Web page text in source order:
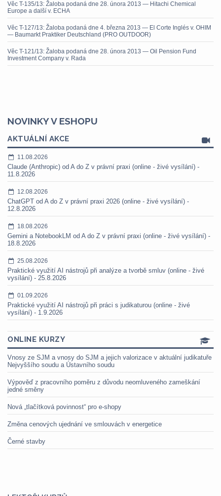
Věc T-135/13: Žaloba podaná dne 28. února 2013 — Hitachi Chemical
Europe a další v. ECHA
Věc T-127/13: Žaloba podaná dne 4. března 2013 — El Corte Inglés v. OHIM
— Baumarkt Praktiker Deutschland (PRO OUTDOOR)
Věc T-121/13: Žaloba podaná dne 28. února 2013 — Oil Pension Fund
Investment Company v. Rada
NOVINKY V ESHOPU
AKTUÁLNÍ AKCE
11.08.2026
Claude (Anthropic) od A do Z v právní praxi (online - živé vysílání) -
11.8.2026
12.08.2026
ChatGPT od A do Z v právní praxi 2026 (online - živé vysílání) -
12.8.2026
18.08.2026
Gemini a NotebookLM od A do Z v právní praxi (online - živé vysílání) -
18.8.2026
25.08.2026
Praktické využití AI nástrojů při analýze a tvorbě smluv (online - živé
vysílání) - 25.8.2026
01.09.2026
Praktické využití AI nástrojů při práci s judikaturou (online - živé
vysílání) - 1.9.2026
ONLINE KURZY
Vnosy ze SJM a vnosy do SJM a jejich valorizace v aktuální judikatuře
Nejvyššího soudu a Ústavního soudu
Výpověď z pracovního poměru z důvodu neomluveného zameškání
jedné směny
Nová „tlačítková povinnost“ pro e-shopy
Změna cenových ujednání ve smlouvách v energetice
Černé stavby